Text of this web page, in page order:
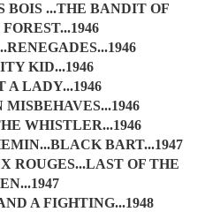
BOIS ...THE BANDIT OF
KID...1946
A LADY...1946
WHISTLER...1946
BART...1947
ROUGES...LAST OF THE
A FIGHTING...1948